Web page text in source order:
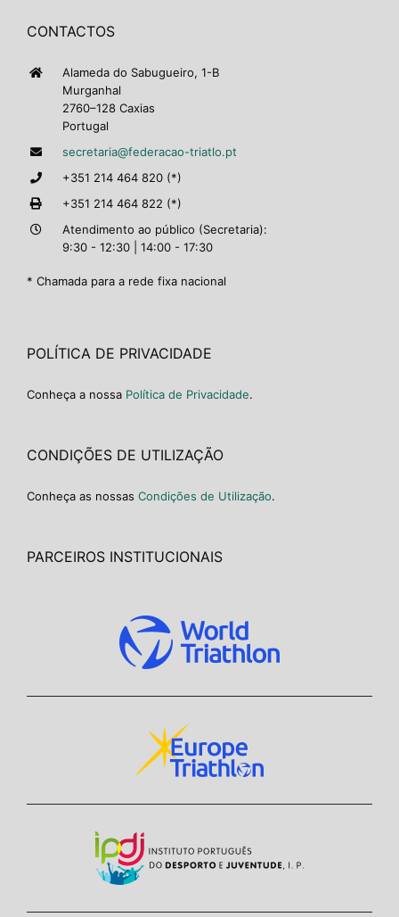
CONTACTOS
Alameda do Sabugueiro, 1-B
Murganhal
2760–128 Caxias
Portugal
secretaria@federacao-triatlo.pt
+351 214 464 820 (*)
+351 214 464 822 (*)
Atendimento ao público (Secretaria):
9:30 - 12:30 | 14:00 - 17:30
* Chamada para a rede fixa nacional
POLÍTICA DE PRIVACIDADE
Conheça a nossa Política de Privacidade.
CONDIÇÕES DE UTILIZAÇÃO
Conheça as nossas Condições de Utilização.
PARCEIROS INSTITUCIONAIS